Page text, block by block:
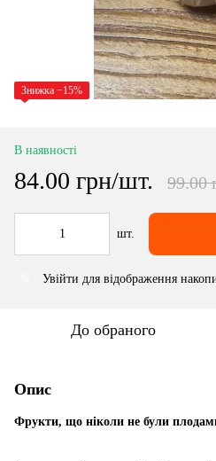
Знижка −15%
В наявності
84.00 грн/шт. 99.00
шт.
Увійти для відображення
До обраного
Опис
Фрукти, що ніколи не були